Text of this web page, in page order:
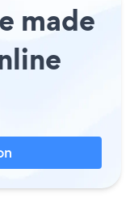
made